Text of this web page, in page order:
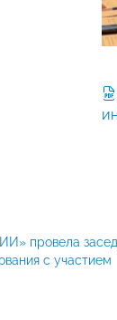
провела
с участием